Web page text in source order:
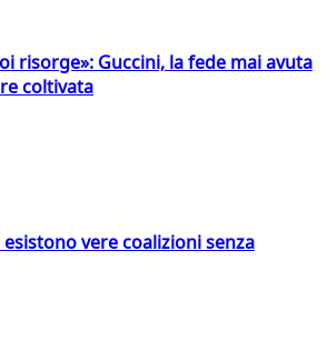
risorge»: Guccini, la fede mai avuta
coltivata
vere coalizioni senza